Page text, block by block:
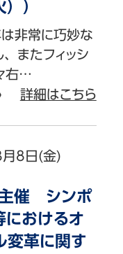
）
非常に巧妙な
またフィッシ
右…
詳細はこちら
8日(金)
主催 シンポ
おけるオ
変革に関す